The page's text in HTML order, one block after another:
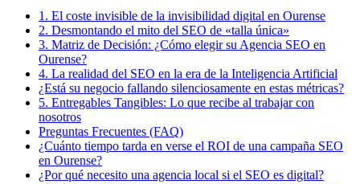
1. El coste invisible de la invisibilidad digital en Ourense
2. Desmontando el mito del SEO de «talla única»
3. Matriz de Decisión: ¿Cómo elegir su Agencia SEO en
Ourense?
4. La realidad del SEO en la era de la Inteligencia Artificial
¿Está su negocio fallando silenciosamente en estas métricas?
5. Entregables Tangibles: Lo que recibe al trabajar con
nosotros
Preguntas Frecuentes (FAQ)
¿Cuánto tiempo tarda en verse el ROI de una campaña SEO
en Ourense?
¿Por qué necesito una agencia local si el SEO es digital?